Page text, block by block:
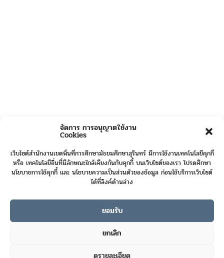
จัดการ การอนุญาตใช้งาน
Cookies
เว็บไซต์สำนักงานเขตพื้นที่การศึกษามัธยมศึกษาสุรินทร์ มีการใช้งานเทคโนโลยีคุกกี้
หรือ เทคโนโลยีอื่นที่มีลักษณะใกล้เคียงกันกับคุกกี้ บนเว็บไซต์ของเรา โปรดศึกษา
นโยบายการใช้คุกกี้ และ นโยบายความเป็นส่วนตัวของข้อมูล ก่อนใช้บริการเว็บไซต์
ได้ที่ลิงค์ด้านล่าง
ยอมรับ
ยกเลิก